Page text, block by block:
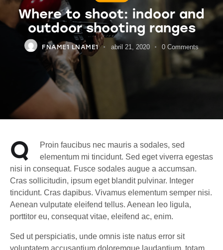
Where to shoot: indoor and
outdoor shooting ranges
FNAME1 LNAME1 abril 21, 2020 0 Comments
Q
Proin faucibus nec mauris a sodales, sed
elementum mi tincidunt. Sed eget viverra egestas
nisi in consequat. Fusce sodales augue a accumsan.
Cras sollicitudin, ipsum eget blandit pulvinar. Integer
tincidunt. Cras dapibus. Vivamus elementum semper nisi.
Aenean vulputate eleifend tellus. Aenean leo ligula,
porttitor eu, consequat vitae, eleifend ac, enim.
Sed ut perspiciatis, unde omnis iste natus error sit
voluptatem accusantium doloremque laudantium, totam